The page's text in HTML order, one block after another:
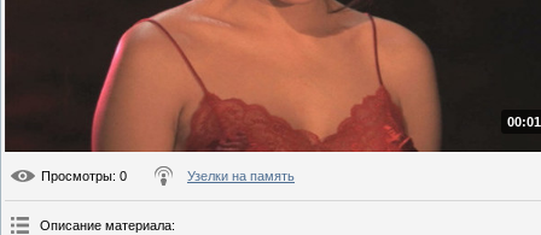
Просмотры: 0 Узелки на память
Описание материала: